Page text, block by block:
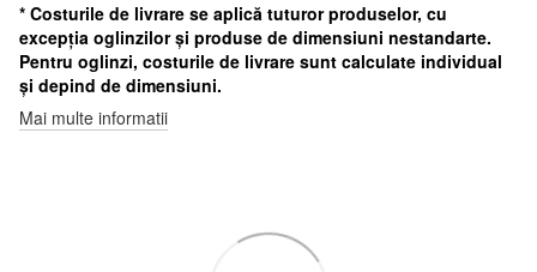
* Costurile de livrare se aplică tuturor produselor, cu
excepția oglinzilor și produse de dimensiuni nestandarte.
Pentru oglinzi, costurile de livrare sunt calculate individual
și depind de dimensiuni.
Mai multe informatii